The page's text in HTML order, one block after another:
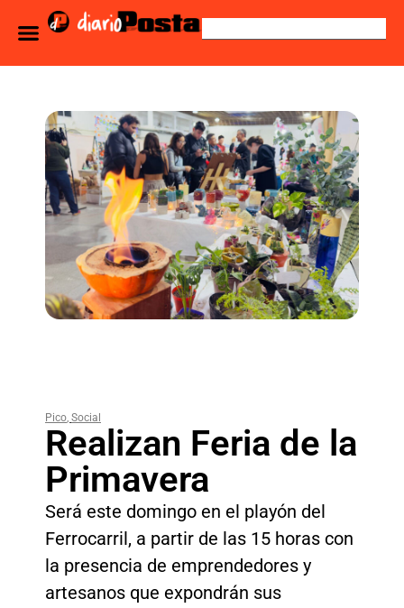
Pico, Social
Realizan Feria de la
Primavera
Será este domingo en el playón del
Ferrocarril, a partir de las 15 horas con
la presencia de emprendedores y
artesanos que expondrán sus